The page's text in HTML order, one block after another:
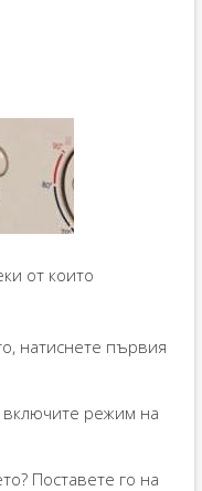
от които
натиснете първия
режим на
Поставете го на